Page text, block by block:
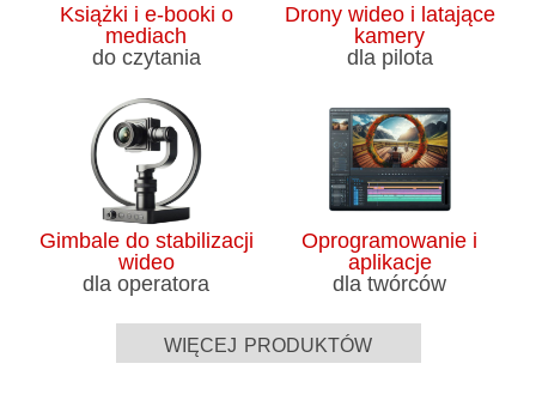
Książki i e-booki o
mediach
do czytania
Drony wideo i latające
kamery
dla pilota
Gimbale do stabilizacji
wideo
dla operatora
Oprogramowanie i
aplikacje
dla twórców
więcej produktów